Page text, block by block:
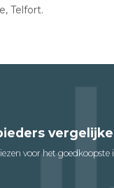
Telfort.
voor het